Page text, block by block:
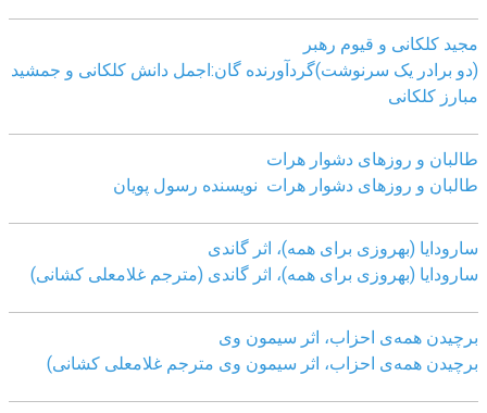
مجید کلکانی و قیوم رهبر
(دو برادر یک سرنوشت)گردآورنده گان:اجمل دانش کلکانی و جمشید
مبارز کلکانی
طالبان و روزهای دشوار هرات
طالبان و روزهای دشوار هرات نویسنده رسول پویان
سارودایا (بهروزی برای همه)، اثر گاندی
سارودایا (بهروزی برای همه)، اثر گاندی (مترجم غلامعلی کشانی)
برچیدن همه‌ی احزاب، اثر سیمون وی
برچیدن همه‌ی احزاب، اثر سیمون وی مترجم غلامعلی کشانی)